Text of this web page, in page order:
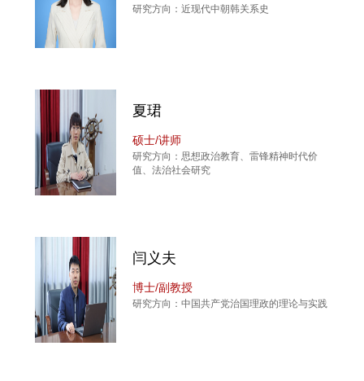
研究方向：近现代中朝韩关系史
夏珺
硕士/讲师
研究方向：思想政治教育、雷锋精神时代价
值、法治社会研究
闫义夫
博士/副教授
研究方向：中国共产党治国理政的理论与实践